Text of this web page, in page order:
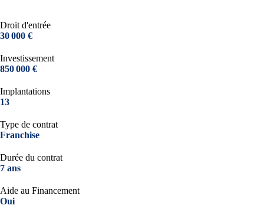
Droit d'entrée
30 000 €
Investissement
850 000 €
Implantations
13
Type de contrat
Franchise
Durée du contrat
7 ans
Aide au Financement
Oui